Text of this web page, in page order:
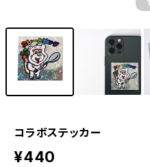
1
コラボステッカー
¥440